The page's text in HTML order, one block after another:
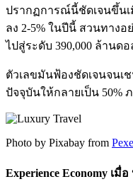
ปรากฏการณ์นี้ชัดเจนขึ้นเ
ลง 2-5% ในปีนี้ สวนทาง
ไปสู่ระดับ 390,000 ล้านด
ตัวเลขมันฟ้องชัดเจนจนเ
ปัจจุบันให้กลายเป็น 50%
Photo by Pixabay from
Experience Economy เมื่